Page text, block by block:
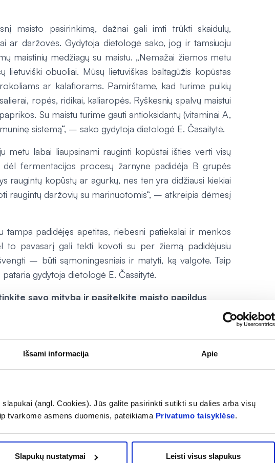
Išsami informacija Apie
(angl. Cookies). Jūs galite pasirinkti sutikti su dalies arba visų
tvarkome asmens duomenis, pateikiama Privatumo taisyklėse.
Slapukų nustatymai Leisti visus slapukus
maisto pasirinkimą, dažnai gali imti trūkti skaidulų,
ar daržovės. Gydytoja dietologė sako, jog ir tamsiuoju
maistinių medžiagų su maistu. „Nemažai žiemos metu
lietuviški obuoliai. Mūsų lietuviškas baltagūžis kopūstas
ar kalafiorams. Pamirštame, kad turime puikių
ropės, ridikai, kaliaropės. Ryškesnių spalvų maistui
Su maistu turime gauti antioksidantų (vitaminai A,
sistemą“, – sako gydytoja dietologė E. Časaitytė.
metu labai liaupsinami rauginti kopūstai išties verti visų
dėl fermentacijos procesų žarnyne padidėja B grupės
raugintų kopūstų ar agurkų, nes ten yra didžiausi kiekiai
raugintų daržovių su marinuotomis“, – atkreipia dėmesį
tampa padidėjęs apetitas, riebesni patiekalai ir menkos
to pavasarį gali tekti kovoti su per žiemą padidėjusiu
– būti sąmoningesniais ir matyti, ką valgote. Taip
gydytoja dietologė E. Časaitytė.
savo mitybą ir pasitelkite maisto papildus
ima kelti papildomą reikalavimą – kad apsaugotų nuo
mūsų krašte visais metų laikais sunku tik iš maisto gauti
ir savo šeimos narių kasdienę mitybą ir pasitarti su
jums gali trūkti. Ji atkreipia dėmesį, jog neretai būtent
piktnaudžiavimo saldumynais ir prekybos
patiekalais. Tačiau nors valgoma daug, maistas